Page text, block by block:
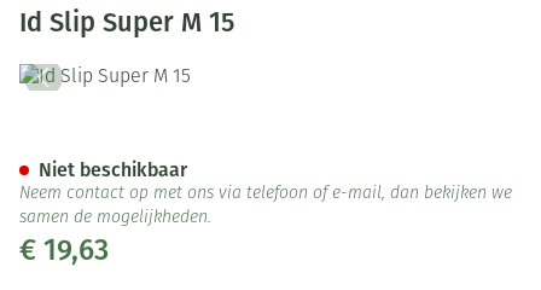
Id Slip Super M 15
€ 19,63
Niet beschikbaar
Neem contact op met ons via telefoon of e-mail, dan bekijken we
samen de mogelijkheden.